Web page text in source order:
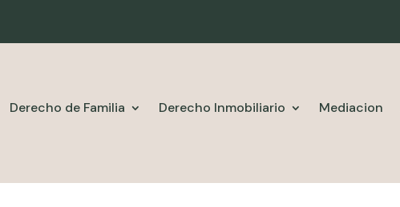
Derecho de Familia Derecho Inmobiliario Mediacion